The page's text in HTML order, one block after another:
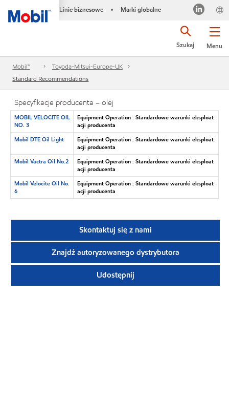
Linie biznesowe • Marki globalne
Menu
Szukaj
Mobil™
Toyoda-Mitsui-Europe-UK
Standard Recommendations
Specyfikacje producenta – olej
MOBIL VELOCITE OIL
NO. 3
Equipment Operation : Standardowe warunki eksploat
acji producenta
Mobil DTE Oil Light
Equipment Operation : Standardowe warunki eksploat
acji producenta
Mobil Vactra Oil No.2
Equipment Operation : Standardowe warunki eksploat
acji producenta
Mobil Velocite Oil No.
6
Equipment Operation : Standardowe warunki eksploat
acji producenta
Skontaktuj się z nami
Znajdź autoryzowanego dystrybutora
Udostępnij